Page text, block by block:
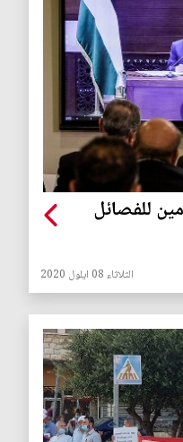
للفصائل
الثلاثاء 08 ايلول 2020